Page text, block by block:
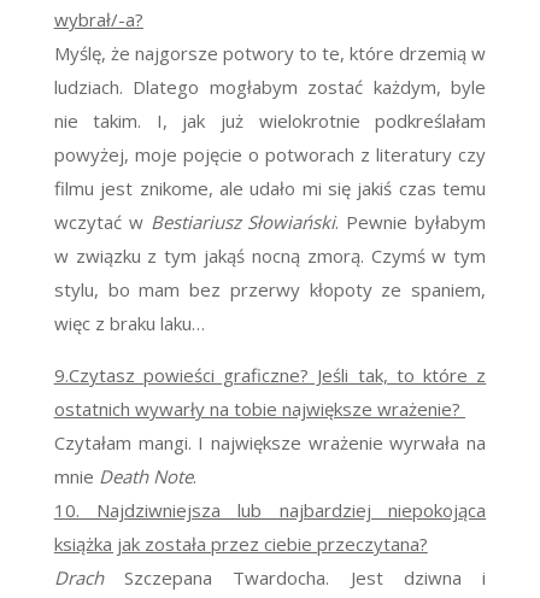
wybrał/-a?
Myślę, że najgorsze potwory to te, które drzemią w
ludziach. Dlatego mogłabym zostać każdym, byle
nie takim. I, jak już wielokrotnie podkreślałam
powyżej, moje pojęcie o potworach z literatury czy
filmu jest znikome, ale udało mi się jakiś czas temu
wczytać w Bestiariusz Słowiański. Pewnie byłabym
w związku z tym jakąś nocną zmorą. Czymś w tym
stylu, bo mam bez przerwy kłopoty ze spaniem,
więc z braku laku…
9.Czytasz powieści graficzne? Jeśli tak, to które z
ostatnich wywarły na tobie największe wrażenie?
Czytałam mangi. I największe wrażenie wyrwała na
mnie Death Note.
10. Najdziwniejsza lub najbardziej niepokojąca
książka jak została przez ciebie przeczytana?
DrachSzczepana Twardocha. Jest dziwna i